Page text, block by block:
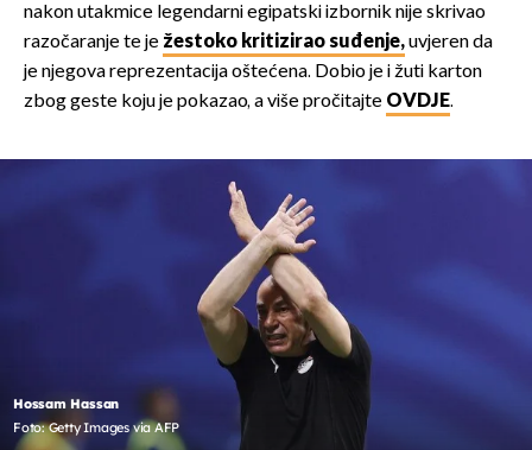
nakon utakmice legendarni egipatski izbornik nije skrivao
razočaranje te je žestoko kritizirao suđenje,uvjeren da
je njegova reprezentacija oštećena. Dobio je i žuti karton
zbog geste koju je pokazao, a više pročitajte OVDJE.
Hossam Hassan
Foto: Getty Images via AFP